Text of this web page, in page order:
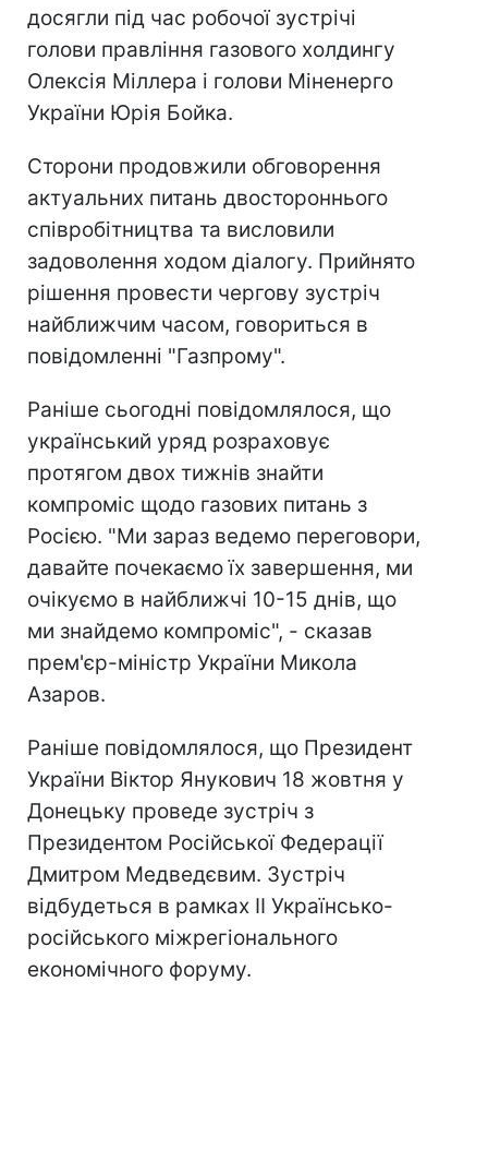
досягли під час робочої зустрічі
голови правління газового холдингу
Олексія Міллера і голови Міненерго
України Юрія Бойка.
Сторони продовжили обговорення
актуальних питань двостороннього
співробітництва та висловили
задоволення ходом діалогу. Прийнято
рішення провести чергову зустріч
найближчим часом, говориться в
повідомленні "Газпрому".
Раніше сьогодні повідомлялося, що
український уряд розраховує
протягом двох тижнів знайти
компроміс щодо газових питань з
Росією. "Ми зараз ведемо переговори,
давайте почекаємо їх завершення, ми
очікуємо в найближчі 10-15 днів, що
ми знайдемо компроміс", - сказав
прем'єр-міністр України Микола
Азаров.
Раніше повідомлялося, що Президент
України Віктор Янукович 18 жовтня у
Донецьку проведе зустріч з
Президентом Російської Федерації
Дмитром Медведєвим. Зустріч
відбудеться в рамках ІІ Українсько-
російського міжрегіонального
економічного форуму.